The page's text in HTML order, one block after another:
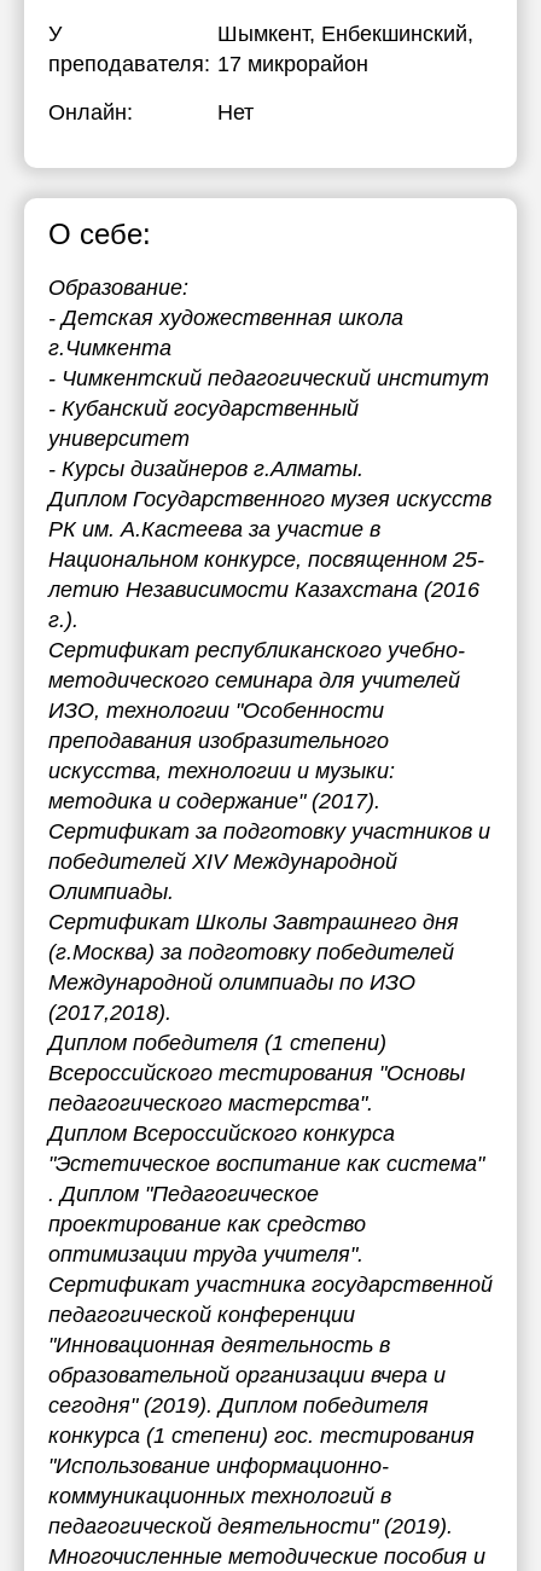
У
преподавателя:
Шымкент, Енбекшинский,
17 микрорайон
Онлайн:
Нет
О себе:
Образование:
- Детская художественная школа
г.Чимкента
- Чимкентский педагогический институт
- Кубанский государственный
университет
- Курсы дизайнеров г.Алматы.
Диплом Государственного музея искусств
РК им. А.Кастеева за участие в
Национальном конкурсе, посвященном 25-
летию Независимости Казахстана (2016
г.).
Сертификат республиканского учебно-
методического семинара для учителей
ИЗО, технологии "Особенности
преподавания изобразительного
искусства, технологии и музыки:
методика и содержание" (2017).
Сертификат за подготовку участников и
победителей XIV Международной
Олимпиады.
Сертификат Школы Завтрашнего дня
(г.Москва) за подготовку победителей
Международной олимпиады по ИЗО
(2017,2018).
Диплом победителя (1 степени)
Всероссийского тестирования "Основы
педагогического мастерства".
Диплом Всероссийского конкурса
"Эстетическое воспитание как система"
. Диплом "Педагогическое
проектирование как средство
оптимизации труда учителя".
Сертификат участника государственной
педагогической конференции
"Инновационная деятельность в
образовательной организации вчера и
сегодня" (2019). Диплом победителя
конкурса (1 степени) гос. тестирования
"Использование информационно-
коммуникационных технологий в
педагогической деятельности" (2019).
Многочисленные методические пособия и